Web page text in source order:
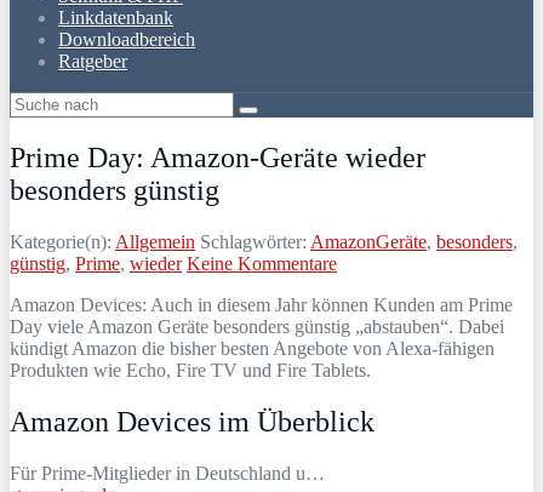
Linkdatenbank
Downloadbereich
Ratgeber
Prime Day: Amazon-Geräte wieder
besonders günstig
Kategorie(n): Allgemein Schlagwörter: AmazonGeräte, besonders,
günstig, Prime, wieder Keine Kommentare
Amazon Devices: Auch in diesem Jahr können Kunden am Prime
Day viele Amazon Geräte besonders günstig „abstauben“. Dabei
kündigt Amazon die bisher besten Angebote von Alexa-fähigen
Produkten wie Echo, Fire TV und Fire Tablets.
Amazon Devices im Überblick
Für Prime-Mitglieder in Deutschland u…